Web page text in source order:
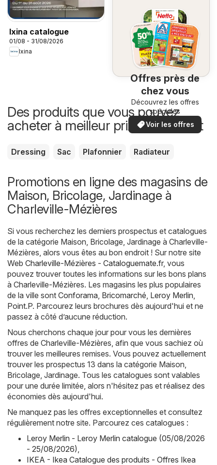
Ixina catalogue
01/08 - 31/08/2026
Ixina
Offres près de
chez vous
Découvrez les offres
spéciales
Voir les offres
Des produits que vous pouvez
acheter à meilleur prix maintenant
Dressing Sac Plafonnier Radiateur
Promotions en ligne des magasins de
Maison, Bricolage, Jardinage à
Charleville-Mézières
Si vous recherchez les derniers prospectus et catalogues
de la catégorie Maison, Bricolage, Jardinage à Charleville-
Mézières, alors vous êtes au bon endroit ! Sur notre site
Web Charleville-Mézières - Cataloguemate.fr, vous
pouvez trouver toutes les informations sur les bons plans
à Charleville-Mézières. Les magasins les plus populaires
de la ville sont Conforama Bricomarché Leroy Merlin
Point.P. Parcourez leurs brochures dès aujourd'hui et ne
passez à côté d’aucune réduction.
Nous cherchons chaque jour pour vous les dernières
offres de Charleville-Mézières, afin que vous sachiez où
trouver les meilleures remises. Vous pouvez actuellement
trouver les prospectus 13 dans la catégorie Maison,
Bricolage, Jardinage. Tous les catalogues sont valables
pour une durée limitée, alors n'hésitez pas et réalisez des
économies dès aujourd'hui.
Ne manquez pas les offres exceptionnelles et consultez
régulièrement notre site. Parcourez ces catalogues :
Leroy Merlin - Leroy Merlin catalogue (05/08/2026
- 25/08/2026)
IKEA - Ikea Catalogue des produits - Offres Ikea